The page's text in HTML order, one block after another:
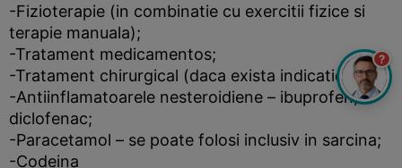
-Fizioterapie (in combinatie cu exercitii fizice si
terapie manuala);
-Tratament medicamentos;
-Tratament chirurgical (daca exista indicatie).
-Antiinflamatoarele nesteroidiene – ibuprofen,
diclofenac;
-Paracetamol – se poate folosi inclusiv in sarcina;
-Codeina
?